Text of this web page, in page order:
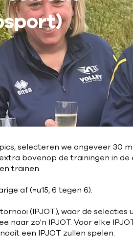
selecteren we ongeveer 30
bovenop de trainingen in de
trainen.
af (=u15, 6 tegen 6).
(IPJOT), waar de selecties
zo'n IPJOT. Voor elke
een IPJOT zullen spelen.